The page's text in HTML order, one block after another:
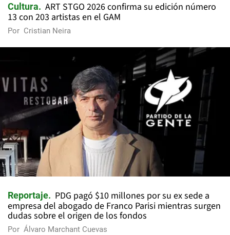
Cultura
ART STGO 2026 confirma su edición número
13 con 203 artistas en el GAM
Por Cristian Neira
Reportaje
PDG pagó $10 millones por su ex sede a
empresa del abogado de Franco Parisi mientras surgen
dudas sobre el origen de los fondos
Por Álvaro Marchant Cuevas